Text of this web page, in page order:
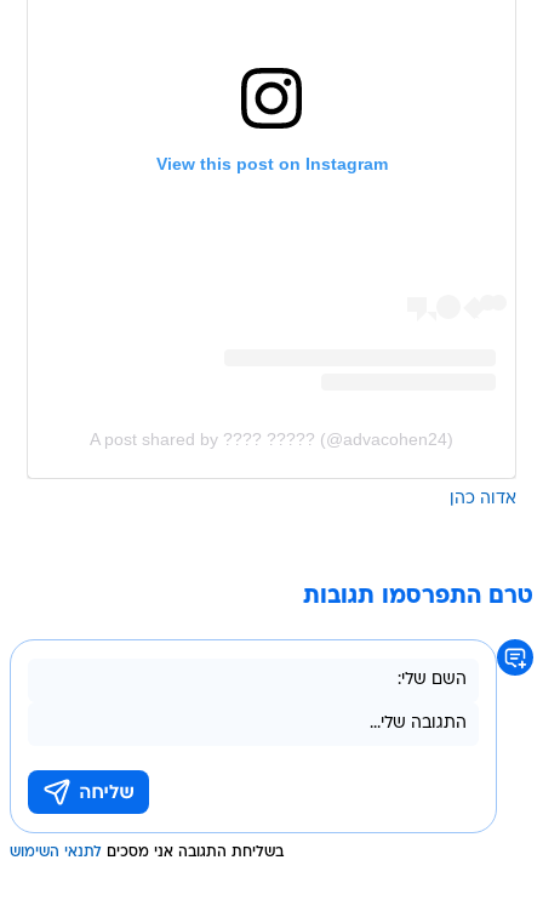
View this post on Instagram
A post shared by ???? ????? (@advacohen24)
אדוה כהן
טרם התפרסמו תגובות
בשליחת התגובה אני מסכים לתנאי השימוש